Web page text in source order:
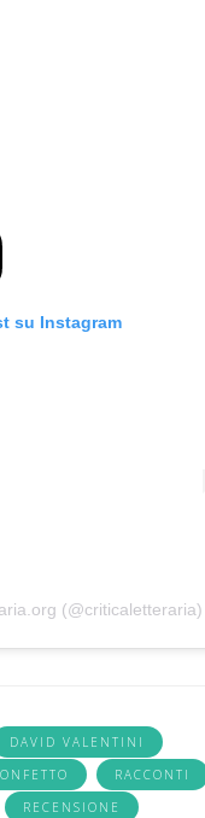
su Instagram
(@criticaletteraria)
DAVID VALENTINI
RACCONTI
RECENSIONE